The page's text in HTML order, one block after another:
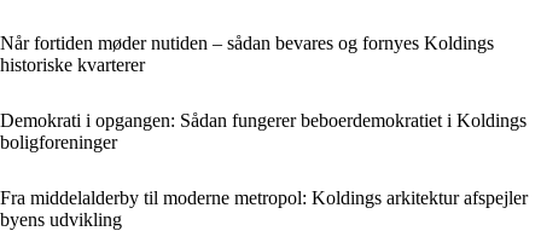
Når fortiden møder nutiden – sådan bevares og fornyes Koldings
historiske kvarterer
Demokrati i opgangen: Sådan fungerer beboerdemokratiet i Koldings
boligforeninger
Fra middelalderby til moderne metropol: Koldings arkitektur afspejler
byens udvikling